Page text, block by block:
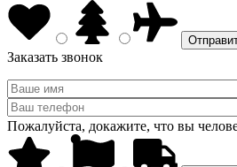
Заказать звонок
Пожалуйста, докажите, что вы